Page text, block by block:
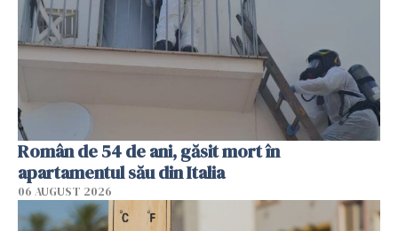
Român de 54 de ani, găsit mort în
apartamentul său din Italia
06 AUGUST 2026